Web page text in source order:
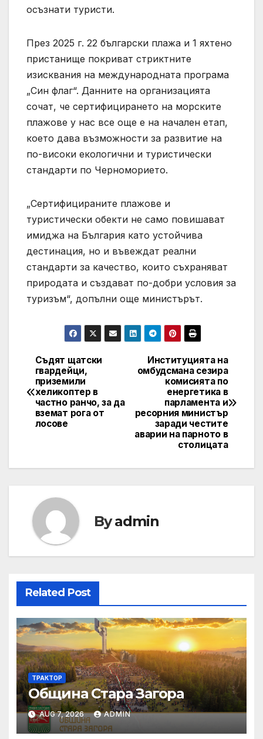
осъзнати туристи.
През 2025 г. 22 български плажа и 1 яхтено
пристанище покриват стриктните
изисквания на международната програма
„Син флаг“. Данните на организацията
сочат, че сертифицирането на морските
плажове у нас все още е на начален етап,
което дава възможности за развитие на
по-високи екологични и туристически
стандарти по Черноморието.
„Сертифицираните плажове и
туристически обекти не само повишават
имиджа на България като устойчива
дестинация, но и въвеждат реални
стандарти за качество, които съхраняват
природата и създават по-добри условия за
туризъм“, допълни още министърът.
Post
navigation
Институцията на
омбудсмана сезира
комисията по
енергетика в
парламента и
ресорния министър
заради честите
аварии на парното в
столицата
Съдят щатски
гвардейци,
приземили
хеликоптер в
частно ранчо, за да
вземат рога от
лосове
Byadmin
Related Post
ТРАКТОР
Община Стара Загора
AUG 7, 2026 ADMIN